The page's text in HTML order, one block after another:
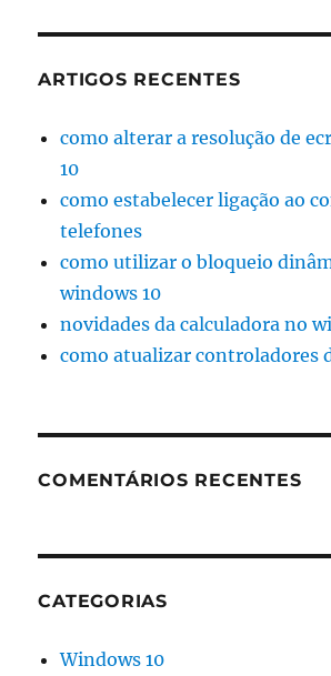
ARTIGOS RECENTES
como alterar a resolução de
10
como estabelecer ligação ao
telefones
como utilizar o bloqueio
windows 10
novidades da calculadora no
como atualizar controladores
COMENTÁRIOS RECENTES
CATEGORIAS
Windows 10